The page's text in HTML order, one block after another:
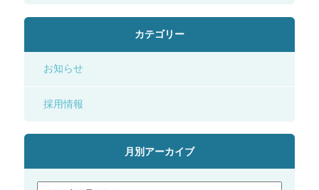
カテゴリー
お知らせ
採用情報
月別アーカイブ